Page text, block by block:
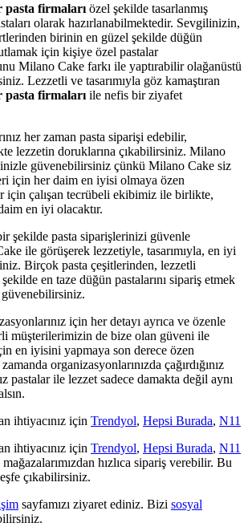
pasta firmaları özel şekilde tasarlanmış
olarak hazırlanabilmektedir. Sevgilinizin,
birinin en güzel şekilde düğün
için kişiye özel pastalar
Milano Cake farkı ile yaptırabilir olağanüstü
Lezzetli ve tasarımıyla göz kamaştıran
pasta firmaları ile nefis bir ziyafet
her zaman pasta siparişi edebilir,
lezzetin doruklarına çıkabilirsiniz. Milano
güvenebilirsiniz çünkü Milano Cake siz
için her daim en iyisi olmaya özen
için çalışan tecrübeli ekibimiz ile birlikte,
en iyi olacaktır.
şekilde pasta siparişlerinizi güvenle
ile görüşerek lezzetiyle, tasarımıyla, en iyi
Birçok pasta çeşitlerinden, lezzetli
en taze düğün pastalarını sipariş etmek
için her detayı ayrıca ve özenle
müşterilerimizin de bize olan güveni ile
en iyisini yapmaya son derece özen
organizasyonlarınızda çağırdığınız
pastalar ile lezzet sadece damakta değil aynı
ihtiyacınız için Trendyol, Hepsi Burada, N11
ihtiyacınız için Trendyol, Hepsi Burada, N11
hızlıca sipariş verebilir. Bu
çıkabilirsiniz.
sayfamızı ziyaret ediniz. Bizi sosyal